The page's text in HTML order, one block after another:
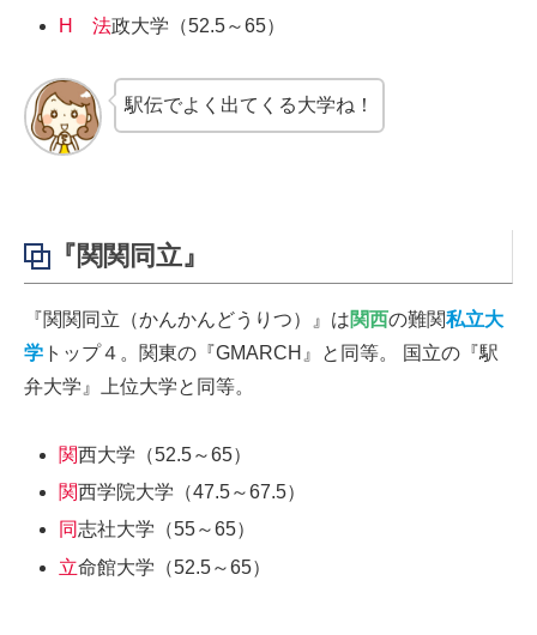
H 法政大学（52.5～65）
駅伝でよく出てくる大学ね！
『関関同立』
『関関同立（かんかんどうりつ）』は関西の難関私立大
学 トップ４。関東の『GMARCH』と同等。 国立の『駅
弁大学』上位大学と同等。
関西大学（52.5～65）
関西学院大学（47.5～67.5）
同志社大学（55～65）
立命館大学（52.5～65）